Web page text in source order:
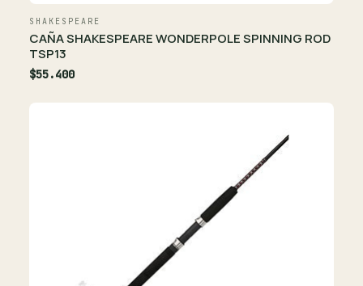
SHAKESPEARE
CAÑA SHAKESPEARE WONDERPOLE SPINNING ROD
TSP13
$55.400